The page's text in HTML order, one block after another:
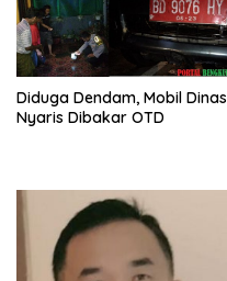
Diduga Dendam, Mobil Dinas
Nyaris Dibakar OTD